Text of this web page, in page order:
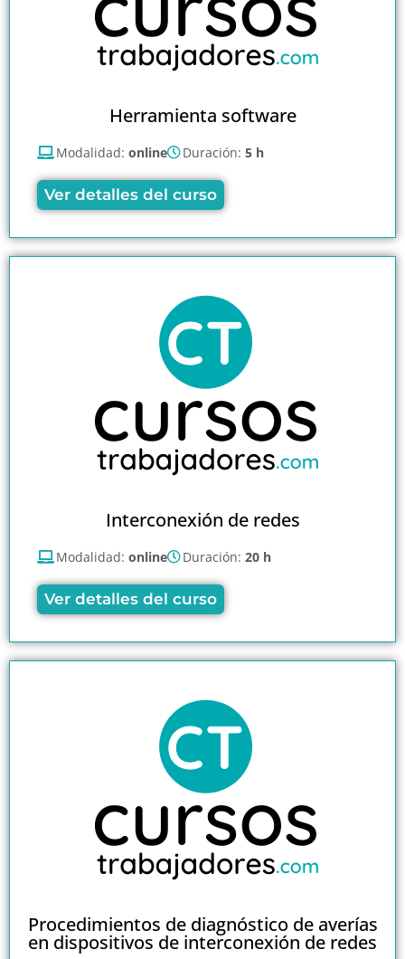
Herramienta software
Modalidad: online Duración: 5 h
Ver detalles del curso
Interconexión de redes
Modalidad: online Duración: 20 h
Ver detalles del curso
Procedimientos de diagnóstico de averías
en dispositivos de interconexión de redes